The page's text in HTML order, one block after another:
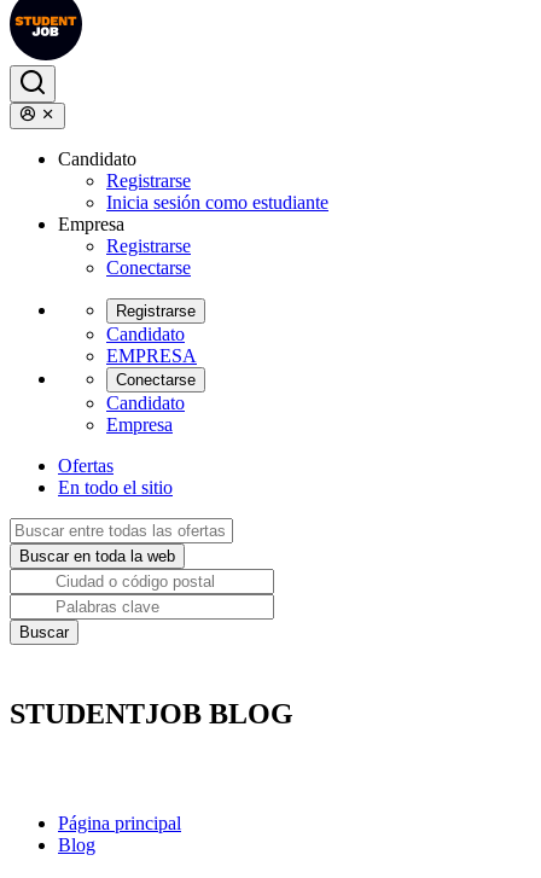
Candidato
Registrarse
Inicia sesión como estudiante
Empresa
Registrarse
Conectarse
Registrarse
Candidato
EMPRESA
Conectarse
Candidato
Empresa
Ofertas
En todo el sitio
STUDENTJOB BLOG
Página principal
Blog